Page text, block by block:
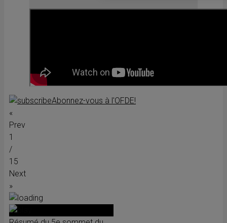
Abonnez-vous à l'OFDE!
«
Prev
1
/
15
Next
»